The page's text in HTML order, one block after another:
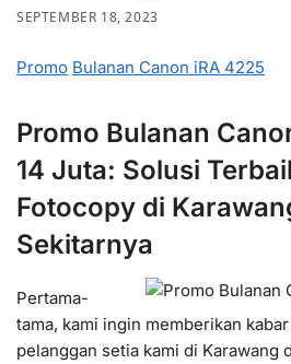
SEPTEMBER 18, 2023
Promo Bulanan Canon iRA 4225
Promo Bulanan
14 Juta: Solusi
Fotocopy di
Sekitarnya
Pertama-
tama, kami ingin memberikan
pelanggan setia kami di Karawang